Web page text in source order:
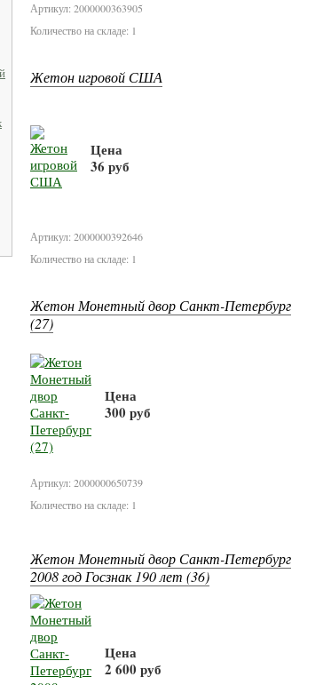
Артикул: 2000000363905
Количество на складе: 1
Жетон игровой США
Цена
36 руб
Артикул: 2000000392646
Количество на складе: 1
Жетон Монетный двор Санкт-Петербург
(27)
Цена
300 руб
Артикул: 2000000650739
Количество на складе: 1
Жетон Монетный двор Санкт-Петербург
2008 год Госзнак 190 лет (36)
Цена
2 600 руб